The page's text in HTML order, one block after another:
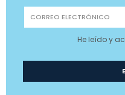
He leído y